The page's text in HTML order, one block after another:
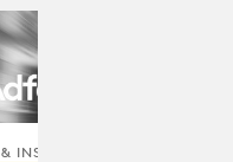
INSIGHTS